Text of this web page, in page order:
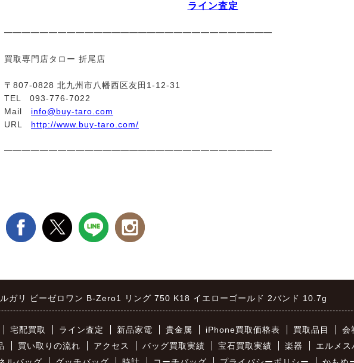
ライン査定
━━━━━━━━━━━━━━━━━━━━━━━━━━━━━━
買取専門店タロー 折尾店
〒807-0828 北九州市八幡西区友田1-12-31
TEL 093-776-7022
Mail info@buy-taro.com
URL http://www.buy-taro.com/
━━━━━━━━━━━━━━━━━━━━━━━━━━━━━━
ガリ ビーゼロワン B-Zero1 リング 750 K18 イエローゴールド 2バンド 10.7g
宅配買取 ライン査定 新品家電 貴金属 iPhone買取価格表 買取品目
会
買い取りの流れ アクセス バッグ買取実績 宝石買取実績 楽器
エルメス